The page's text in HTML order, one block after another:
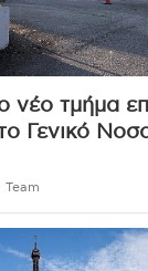
νέο τμήμα
Γενικό
Team